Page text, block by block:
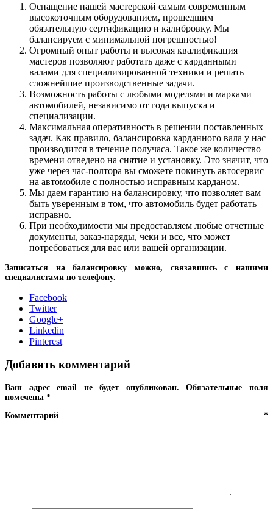
Оснащение нашей мастерской самым современным
высокоточным оборудованием, прошедшим
обязательную сертификацию и калибровку. Мы
балансируем с минимальной погрешностью!
Огромный опыт работы и высокая квалификация
мастеров позволяют работать даже с карданными
валами для специализированной техники и решать
сложнейшие производственные задачи.
Возможность работы с любыми моделями и марками
автомобилей, независимо от года выпуска и
специализации.
Максимальная оперативность в решении поставленных
задач. Как правило, балансировка карданного вала у нас
производится в течение получаса. Такое же количество
времени отведено на снятие и установку. Это значит, что
уже через час-полтора вы сможете покинуть автосервис
на автомобиле с полностью исправным карданом.
Мы даем гарантию на балансировку, что позволяет вам
быть уверенным в том, что автомобиль будет работать
исправно.
При необходимости мы предоставляем любые отчетные
документы, заказ-наряды, чеки и все, что может
потребоваться для вас или вашей организации.
Записаться на балансировку можно, связавшись с нашими
специалистами по телефону.
Facebook
Twitter
Google+
Linkedin
Pinterest
Добавить комментарий
Ваш адрес email не будет опубликован.
Обязательные поля
помечены *
Комментарий *